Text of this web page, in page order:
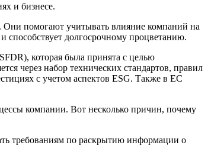
и бизнесе.
помогают учитывать влияние компаний на
способствует долгосрочному процветанию.
которая была принята с целью
через набор технических стандартов, правил
с учетом аспектов ESG. Также в ЕС
компании. Вот несколько причин, почему
требованиям по раскрытию информации о